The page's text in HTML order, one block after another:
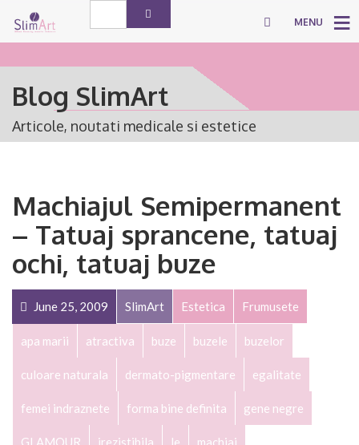
MENU
Blog SlimArt
Articole, noutati medicale si estetice
Machiajul Semipermanent
– Tatuaj sprancene, tatuaj
ochi, tatuaj buze
June 25, 2009 SlimArt Estetica Frumusete
apa marii atractiva buze buzele buzelor
culoare naturala dermato-pigmentare egalitate
femei indraznete forma bine definita gene negre
GLAMOUR irezistibila le machiaj